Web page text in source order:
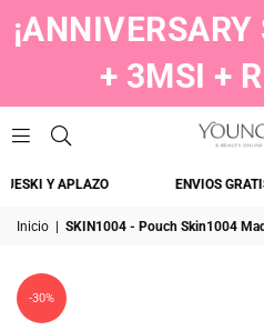
+ 3MSI +
Y APLAZO ENVIOS GRATIS
Inicio SKIN1004 - Pouch Skin1004
-30%